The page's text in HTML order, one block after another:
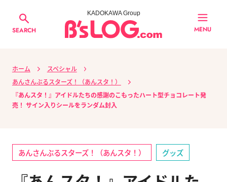
SEARCH
KADOKAWA Group
MENU
ホーム
スペシャル
あんさんぶるスターズ！（あんスタ！）
『あんスタ！』アイドルたちの感謝のこもったハート型チョコレート発
売！ サイン入りシールをランダム封入
あんさんぶるスターズ！（あんスタ！） グッズ